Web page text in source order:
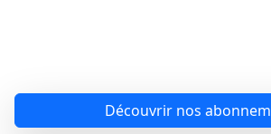
Découvrir nos